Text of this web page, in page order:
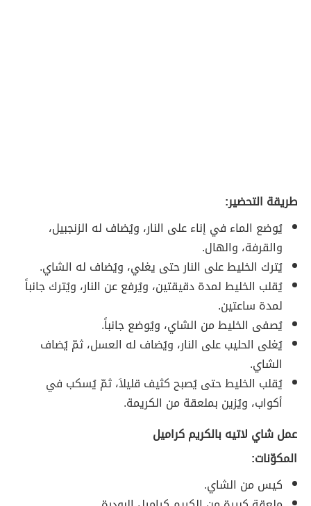
طريقة التحضير:
يُوضع الماء في إناء على النار، ويُضاف له الزنجبيل،
والقرفة، والهال.
يُترك الخليط على النار حتى يغلي، ويُضاف له الشاي.
يُقلب الخليط لمدة دقيقتين، ويُرفع عن النار، ويُترك جانباً
لمدة ساعتين.
يُصفى الخليط من الشاي، ويُوضع جانباً.
يُغلى الحليب على النار، ويُضاف له العسل، ثمّ يُضاف
الشاي.
يُقلب الخليط حتى يُصبح كثيف قليلاَ، ثمّ يُسكب في
أكواب، ويُزين بملعقة من الكريمة.
عمل شاي لاتيه بالكريم كراميل
المكوّنات:
كيس من الشاي.